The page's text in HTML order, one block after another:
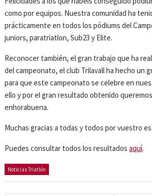
como por equipos. Nuestra comunidad ha
prácticamente en todos los pódiums del
juniors, paratriatlon, Sub23 y Elite.
Reconocer también, el gran trabajo que ha
del campeonato, el club Trilavall ha hecho un
para que este campeonato se celebre en
ello y por el gran resultado obtenido
enhorabuena.
Muchas gracias a todas y todos por vuestro
Puedes consultar todos los resultadosaquí.
Noticias Triatlón